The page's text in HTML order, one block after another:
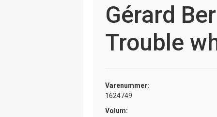
Gérard
Trouble
Varenummer:
1624749
Volum: